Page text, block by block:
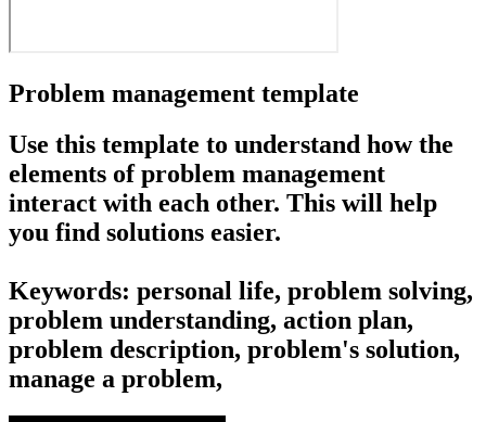
Problem management template
Use this template to understand how the
elements of problem management
interact with each other. This will help
you find solutions easier.
Keywords: personal life, problem solving,
problem understanding, action plan,
problem description, problem's solution,
manage a problem,